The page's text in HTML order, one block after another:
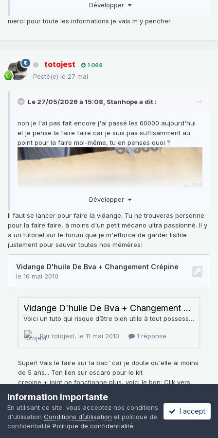
et présentations ) qui n'y sont pas, afin que je les ajoute
car le topic est archivé mais je pourrai demander un accès
pour le mettre à jour quand j'aurai reçu suffisamment de
Développer
merci pour toute les informations je vais m'y pencher.
totojest 1 069
Posté(e) le 27 mai
Le 27/05/2026 à 15:08, Stanhopea dit :
non je l'ai pas fait encore j'ai passé les 60000 aujourd'hui
et je pense la faire faire car je suis pas suffisamment au
point pour la faire moi-même, tu en penses quoi ?
Développer
Il faut se lancer pour faire la vidange. Tu ne trouveras personne
pour la faire faire, à moins d'un petit mécano ultra passionné. Il y
a un tutoriel sur le forum que je m'efforce de garder lisible
justement pour sauver toutes nos mémères:
Quant à ton joint, il est en meilleur état que ne l'était le mien (mais
Information importante
En utilisant ce site, vous acceptez nos conditions
d'utilisation Conditions d’utilisation et politique de
confidentialité Politique de confidentialité.
I accept